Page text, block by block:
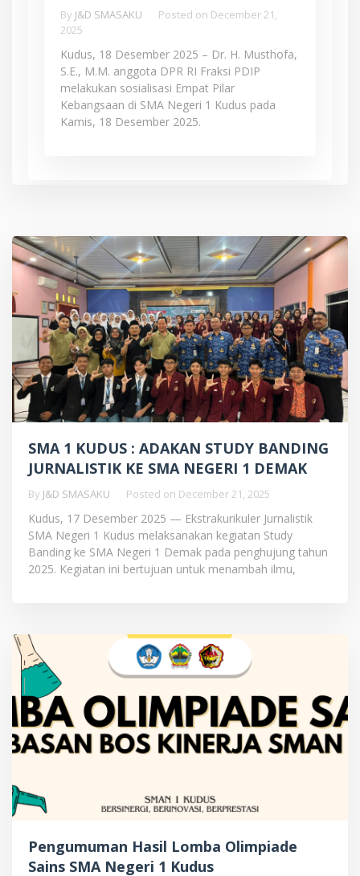
By J&D SMASAKU Posted on December 21,
2025
Kudus, 18 Desember 2025 – Dr. H. Musthofa,
S.E., M.M. anggota DPR RI Fraksi PDIP
melakukan sosialisasi Empat Pilar
Kebangsaan di SMA Negeri 1 Kudus pada
Kamis, 18 Desember 2025.
SMA 1 KUDUS : ADAKAN STUDY BANDING
JURNALISTIK KE SMA NEGERI 1 DEMAK
By J&D SMASAKU Posted on December 21, 2025
Kudus, 17 Desember 2025 — Ekstrakurikuler Jurnalistik
SMA Negeri 1 Kudus melaksanakan kegiatan Study
Banding ke SMA Negeri 1 Demak pada penghujung tahun
2025. Kegiatan ini bertujuan untuk menambah ilmu,
Pengumuman Hasil Lomba Olimpiade
Sains SMA Negeri 1 Kudus